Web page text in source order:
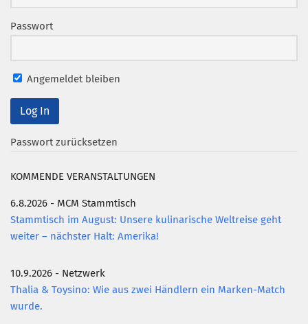
KONTAKT
Passwort
Angemeldet bleiben
Passwort zurücksetzen
KOMMENDE VERANSTALTUNGEN
6.8.2026 - MCM Stammtisch
Stammtisch im August: Unsere kulinarische Weltreise geht
weiter – nächster Halt: Amerika!
10.9.2026 - Netzwerk
Thalia & Toysino: Wie aus zwei Händlern ein Marken-Match
wurde.